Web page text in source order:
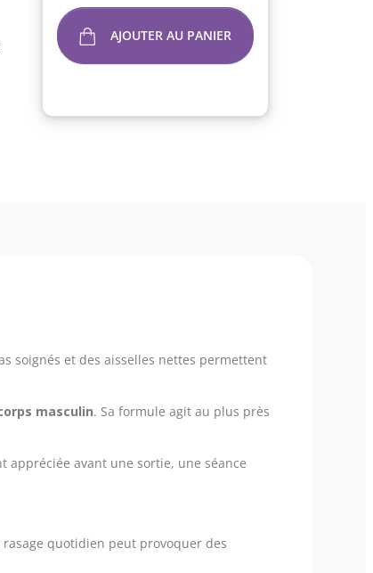
AJOUTER AU PANIER
soignés et des aisselles nettes permettent
masculin. Sa formule agit au plus près
avant une sortie, une séance
quotidien peut provoquer des